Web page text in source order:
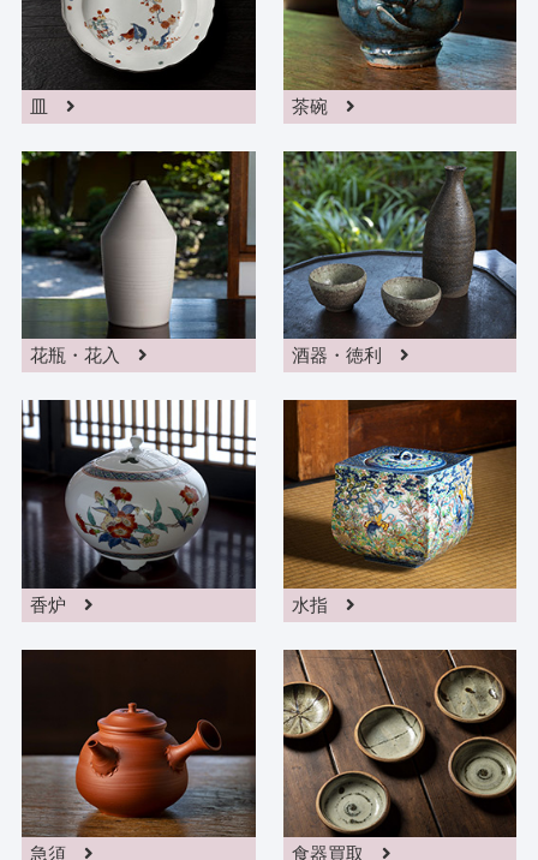
皿 茶碗
花瓶・花入 酒器・徳利
香炉 水指
急須 食器買取